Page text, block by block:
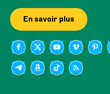
En savoir plus